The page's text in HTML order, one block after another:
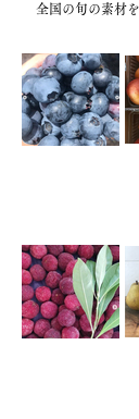
全国の旬の素材